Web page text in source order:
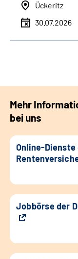
Ückeritz
30.07.2026
Mehr
bei uns
Online-
Jobbörse der